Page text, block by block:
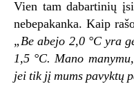
Vien tam dabartinių
nebepakanka. Kaip
„Be abejo 2,0 °C yra
1,5 °C. Mano
jei tik jį mums pavyktų